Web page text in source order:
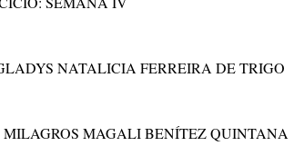
NATALICIA FERREIRA DE TRIGO
MAGALI BENÍTEZ QUINTANA